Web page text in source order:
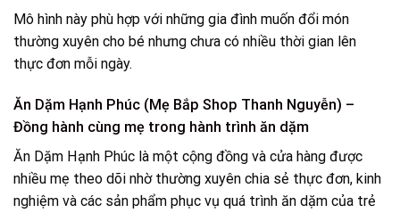
Mô hình này phù hợp với những gia đình muốn đổi món
thường xuyên cho bé nhưng chưa có nhiều thời gian lên
thực đơn mỗi ngày.
Ăn Dặm Hạnh Phúc (Mẹ Bắp Shop Thanh Nguyễn) –
Đồng hành cùng mẹ trong hành trình ăn dặm
Ăn Dặm Hạnh Phúc là một cộng đồng và cửa hàng được
nhiều mẹ theo dõi nhờ thường xuyên chia sẻ thực đơn, kinh
nghiệm và các sản phẩm phục vụ quá trình ăn dặm của trẻ